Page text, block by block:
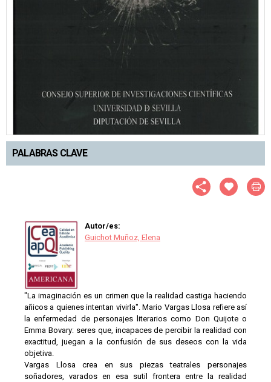
PALABRAS CLAVE
Autor/es:
Guichot Muñoz, Elena
"La imaginación es un crimen que la realidad castiga haciendo
añicos a quienes intentan vivirla". Mario Vargas Llosa refiere así
la enfermedad de personajes literarios como Don Quijote o
Emma Bovary: seres que, incapaces de percibir la realidad con
exactitud, juegan a la confusión de sus deseos con la vida
objetiva.
Vargas Llosa crea en sus piezas teatrales personajes
soñadores, varados en esa sutil frontera entre la realidad